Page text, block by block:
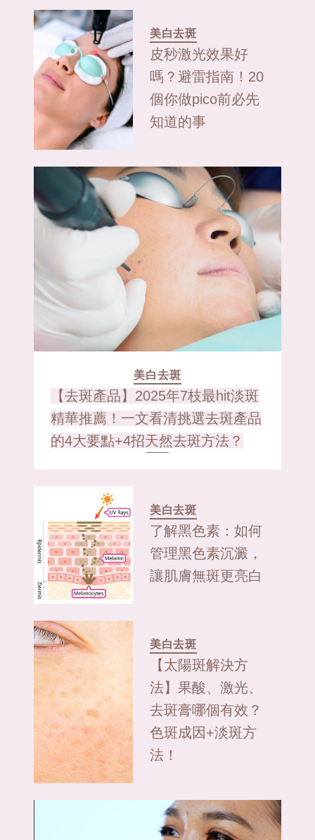
美白去斑
皮秒激光效果好
嗎？避雷指南！20
個你做pico前必先
知道的事
美白去斑
【去斑產品】2025年7枝最hit淡斑
精華推薦！一文看清挑選去斑產品
的4大要點+4招天然去斑方法？
美白去斑
了解黑色素：如何
管理黑色素沉澱，
讓肌膚無斑更亮白
美白去斑
【太陽斑解決方
法】果酸、激光、
去斑膏哪個有效？
色斑成因+淡斑方
法！